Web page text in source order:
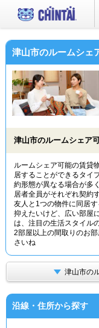
津山市のルームシェ
津山市のルームシェア
ルームシェア可能の賃貸
居することができるタイ
約形態が異なる場合が多
居者全員がそれぞれ契約
友人と1つの物件に同居
抑えたいけど、広い部屋
は、注目の生活スタイル
2部屋以上の間取りのお
さいね
津山市の
沿線・住所から探す